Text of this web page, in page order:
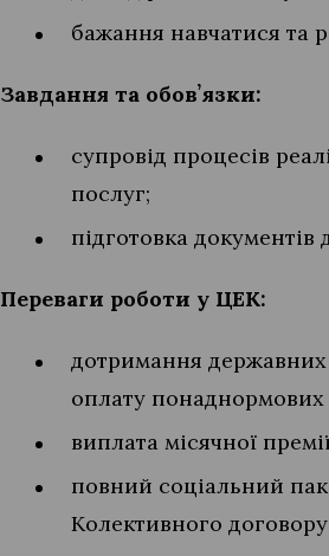
бажання навчатися та
Завдання та обовʼязки:
супровід процесів
послуг;
підготовка
Переваги роботи у ЦЕК:
дотримання державних
оплату понаднормових
виплата місячної
повний соціальний
Колективного